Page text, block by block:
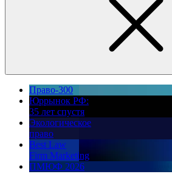
Право-300
Юррынок РФ:
35 лет спустя
Экологическое
право
Best Law
Firm Marketing
ПМЮФ 2026